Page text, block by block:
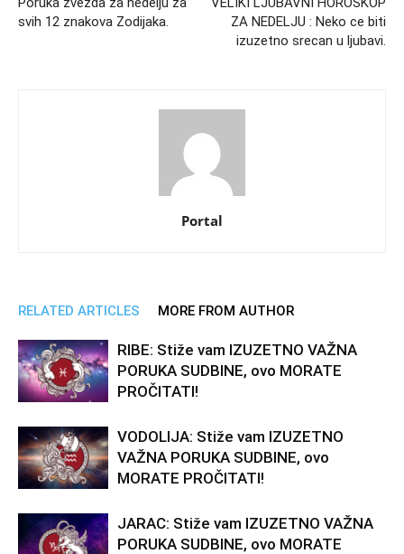
svih 12 znakova Zodijaka.
ZA NEDELJU : Neko ce biti
izuzetno srecan u ljubavi.
Portal
RELATED ARTICLES MORE FROM AUTHOR
RIBE: Stiže vam IZUZETNO VAŽNA
PORUKA SUDBINE, ovo MORATE
PROČITATI!
VODOLIJA: Stiže vam IZUZETNO
VAŽNA PORUKA SUDBINE, ovo
MORATE PROČITATI!
JARAC: Stiže vam IZUZETNO VAŽNA
PORUKA SUDBINE, ovo MORATE